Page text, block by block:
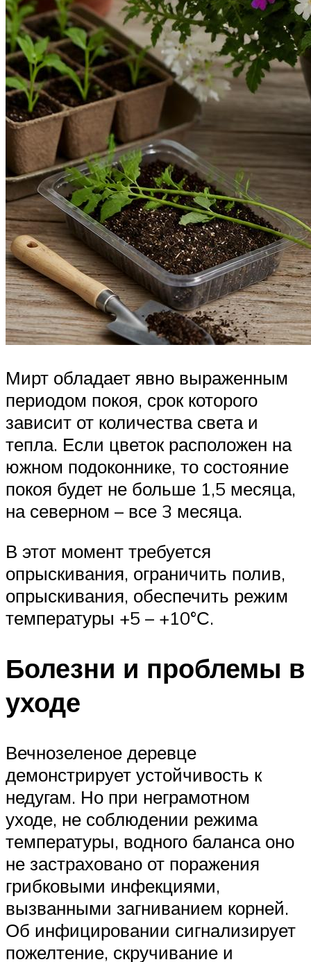
Мирт обладает явно выраженным
периодом покоя, срок которого
зависит от количества света и
тепла. Если цветок расположен на
южном подоконнике, то состояние
покоя будет не больше 1,5 месяца,
на северном – все 3 месяца.
В этот момент требуется
опрыскивания, ограничить полив,
опрыскивания, обеспечить режим
температуры +5 – +10°С.
Болезни и проблемы в
уходе
Вечнозеленое деревце
демонстрирует устойчивость к
недугам. Но при неграмотном
уходе, не соблюдении режима
температуры, водного баланса оно
не застраховано от поражения
грибковыми инфекциями,
вызванными загниванием корней.
Об инфицировании сигнализирует
пожелтение, скручивание и